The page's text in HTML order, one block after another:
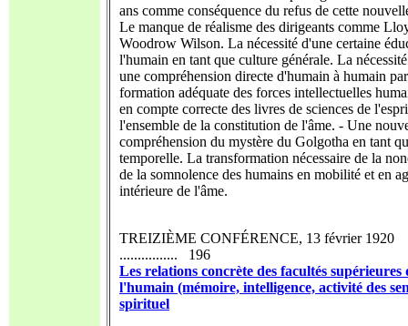
ans comme conséquence du refus de cette
Le manque de réalisme des dirigeants comme
Woodrow Wilson. La nécessité d'une certaine
l'humain en tant que culture générale. La
une compréhension directe d'humain à humain
formation adéquate des forces intellectuelles
en compte correcte des livres de sciences de
l'ensemble de la constitution de l'âme. - Une
compréhension du mystère du Golgotha en tant
temporelle. La transformation nécessaire de la
de la somnolence des humains en mobilité et en
intérieure de l'âme.
TREIZIÈME CONFÉRENCE, 13 février 1920
................ 196
Les relations concrète des facultés supérieures
l'humain (mémoire, intelligence, activité des
spirituel